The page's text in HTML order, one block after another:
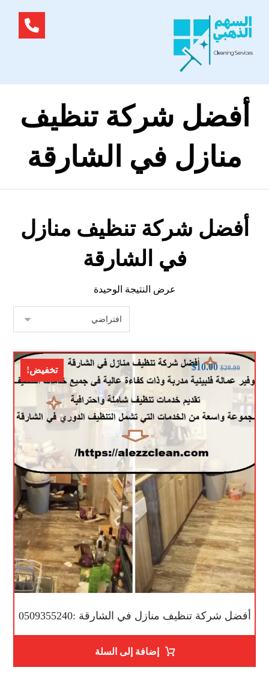
أفضل شركة تنظيف
منازل في الشارقة
أفضل شركة تنظيف منازل
في الشارقة
عرض النتيجة الوحيدة
تخفيض!
أفضل شركة تنظيف منازل في الشارقة :0509355240
$20.00
$10.00
إضافة إلى السلة